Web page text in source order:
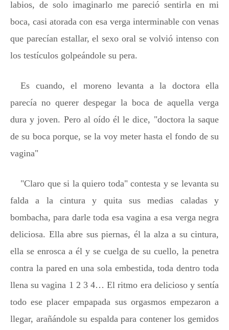
labios, de solo imaginarlo me pareció sentirla en mi
boca, casi atorada con esa verga interminable con venas
que parecían estallar, el sexo oral se volvió intenso con
los testículos golpeándole su pera.
Es cuando, el moreno levanta a la doctora ella
parecía no querer despegar la boca de aquella verga
dura y joven. Pero al oído él le dice, "doctora la saque
de su boca porque, se la voy meter hasta el fondo de su
vagina"
"Claro que si la quiero toda" contesta y se levanta su
falda a la cintura y quita sus medias caladas y
bombacha, para darle toda esa vagina a esa verga negra
deliciosa. Ella abre sus piernas, él la alza a su cintura,
ella se enrosca a él y se cuelga de su cuello, la penetra
contra la pared en una sola embestida, toda dentro toda
llena su vagina 1 2 3 4… El ritmo era delicioso y sentía
todo ese placer empapada sus orgasmos empezaron a
llegar, arañándole su espalda para contener los gemidos